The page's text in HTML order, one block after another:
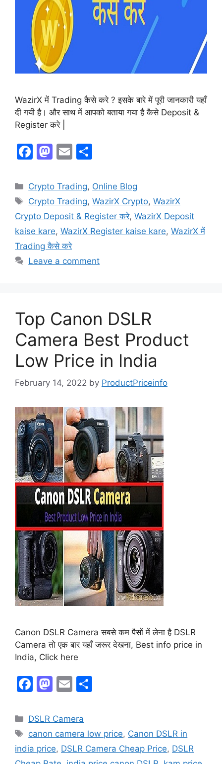
WazirX में Trading कैसे करे ? इसके बारे में पूरी जानकारी यहाँ
दी गयी है। और साथ में आपको बताया गया है कैसे Deposit &
Register करे |
F
c
e
b
o
o
k
M
st
o
d
o
n
E
ai
l
ar
e
Crypto Trading, Online Blog
Crypto Trading,WazirX Crypto,WazirX
Crypto Deposit & Register करे, WazirX Deposit
kaise kare, WazirX Register kaise kare, WazirX में
Trading कैसे करे
Leave a comment
Top Canon DSLR
Camera Best Product
Low Price in India
February 14, 2022 by ProductPriceinfo
Canon DSLR Camera सबसे कम पैसों में लेना है DSLR
Camera तो एक बार यहाँ जरूर देखना, Best info price in
India, Click here
F
c
e
b
M
st
o
d
E
ai
l
e
DSLR Camera
canon camera low price, Canon DSLR in
india price, DSLR Camera Cheap Price, DSLR